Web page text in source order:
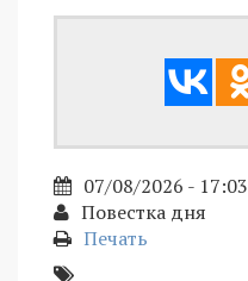
07/08/2026 - 17:03
Повестка дня
Печать